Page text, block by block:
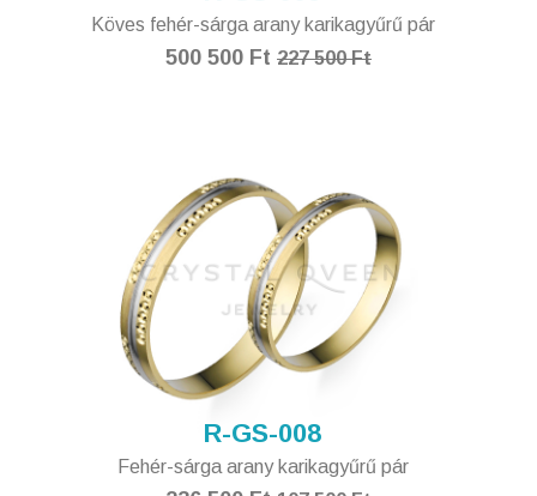
Köves fehér-sárga arany karikagyűrű pár
500 500 Ft 227 500 Ft
R-GS-008
Fehér-sárga arany karikagyűrű pár